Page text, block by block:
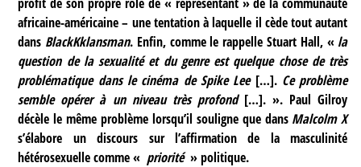
africaine-américaine – une tentation à laquelle il cède tout autant
dans BlackKklansman. Enfin, comme le rappelle Stuart Hall, « la
question de la sexualité et du genre est quelque chose de très
problématique dans le cinéma de Spike Lee[…]. Ce problème
semble opérer à un niveau très profond[…]. ». Paul Gilroy
décèle le même problème lorsqu’il souligne que dans Malcolm X
s’élabore un discours sur l’affirmation de la masculinité
hétérosexuelle comme « priorité » politique.